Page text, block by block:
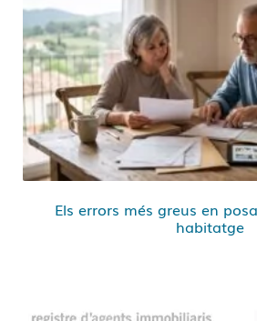
Els errors més greus en
habitatge